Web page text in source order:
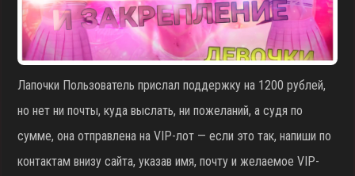
Лапочки Пользователь прислал поддержку на 1200 рублей,
но нет ни почты, куда выслать, ни пожеланий, а судя по
сумме, она отправлена на VIP-лот — если это так, напиши по
контактам внизу сайта, указав имя, почту и желаемое VIP-